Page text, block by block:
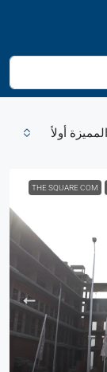
أولاً
THE SQUARE COM